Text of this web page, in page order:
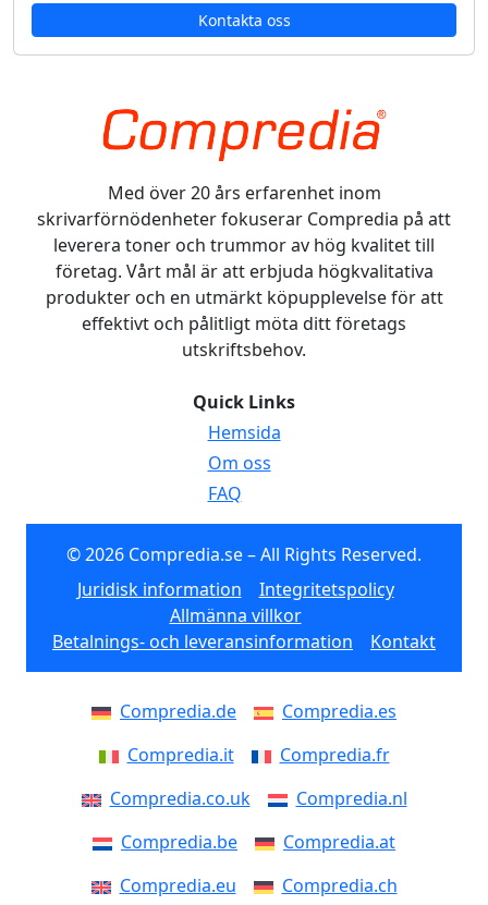
Kontakta oss
Med över 20 års erfarenhet inom
skrivarförnödenheter fokuserar Compredia på att
leverera toner och trummor av hög kvalitet till
företag. Vårt mål är att erbjuda högkvalitativa
produkter och en utmärkt köpupplevelse för att
effektivt och pålitligt möta ditt företags
utskriftsbehov.
Quick Links
Hemsida
Om oss
FAQ
© 2026 Compredia.se – All Rights Reserved.
Juridisk information
Integritetspolicy
Allmänna villkor
Betalnings- och leveransinformation
Kontakt
Compredia.de
Compredia.es
Compredia.it
Compredia.fr
Compredia.co.uk
Compredia.nl
Compredia.be
Compredia.at
Compredia.eu
Compredia.ch